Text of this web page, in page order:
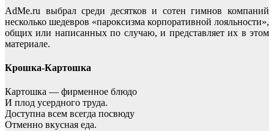
AdMe.ru выбрал среди десятков и сотен гимнов компаний
несколько шедевров «пароксизма корпоративной лояльности»,
общих или написанных по случаю, и представляет их в этом
материале.
Крошка-Картошка
Картошка — фирменное блюдо
И плод усердного труда.
Доступна всем всегда посвюду
Отменно вкусная еда.